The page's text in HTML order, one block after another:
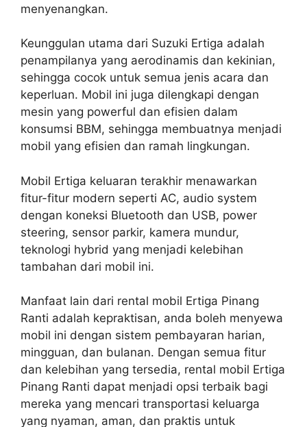
menyenangkan.
Keunggulan utama dari Suzuki Ertiga adalah
penampilanya yang aerodinamis dan kekinian,
sehingga cocok untuk semua jenis acara dan
keperluan. Mobil ini juga dilengkapi dengan
mesin yang powerful dan efisien dalam
konsumsi BBM, sehingga membuatnya menjadi
mobil yang efisien dan ramah lingkungan.
Mobil Ertiga keluaran terakhir menawarkan
fitur-fitur modern seperti AC, audio system
dengan koneksi Bluetooth dan USB, power
steering, sensor parkir, kamera mundur,
teknologi hybrid yang menjadi kelebihan
tambahan dari mobil ini.
Manfaat lain dari rental mobil Ertiga Pinang
Ranti adalah kepraktisan, anda boleh menyewa
mobil ini dengan sistem pembayaran harian,
mingguan, dan bulanan. Dengan semua fitur
dan kelebihan yang tersedia, rental mobil Ertiga
Pinang Ranti dapat menjadi opsi terbaik bagi
mereka yang mencari transportasi keluarga
yang nyaman, aman, dan praktis untuk